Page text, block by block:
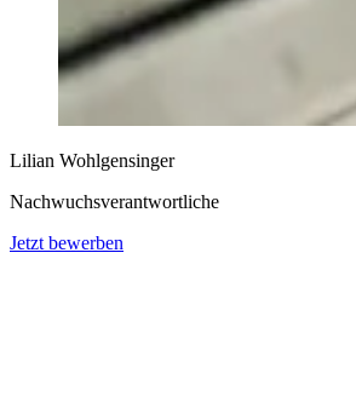
Lilian Wohlgensinger
Nachwuchsverantwortliche
Jetzt bewerben